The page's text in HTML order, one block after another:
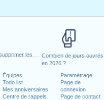
les
Combien de jours ouvrés
en 2026 ?
Équipes
Todo list
Mes anniversaires
Centre de rappels
Paramétrage
Page de
connexion
Page de contact